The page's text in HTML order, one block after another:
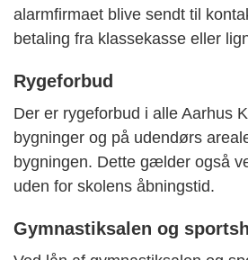
alarmfirmaet blive sendt til
betaling fra klassekasse eller
Rygeforbud
Der er rygeforbud i alle Aarhus
bygninger og på udendørs
bygningen. Dette gælder også
uden for skolens åbningstid.
Gymnastiksalen og